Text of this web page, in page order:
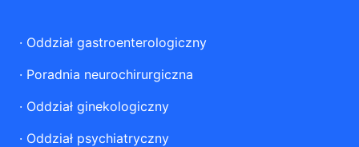
· Oddział gastroenterologiczny
· Poradnia neurochirurgiczna
· Oddział ginekologiczny
· Oddział psychiatryczny